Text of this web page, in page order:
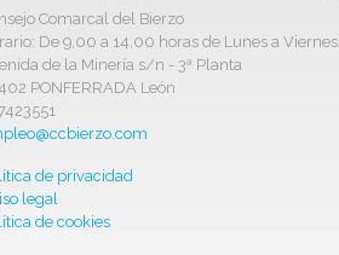
Comarcal del Bierzo
De 9,00 a 14,00 horas de Lunes a Viernes
de la Minería s/n - 3ª Planta
PONFERRADA León
de privacidad
legal
de cookies